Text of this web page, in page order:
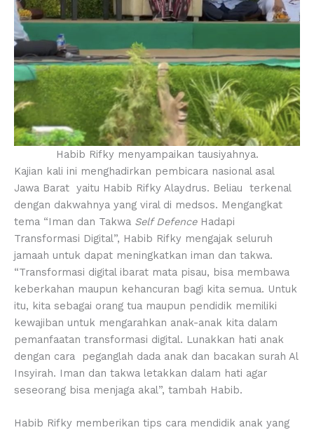
Habib Rifky menyampaikan tausiyahnya.
Kajian kali ini menghadirkan pembicara nasional asal
Jawa Barat yaitu Habib Rifky Alaydrus. Beliau terkenal
dengan dakwahnya yang viral di medsos. Mengangkat
tema “Iman dan Takwa Self DefenceHadapi
Transformasi Digital”, Habib Rifky mengajak seluruh
jamaah untuk dapat meningkatkan iman dan takwa.
“Transformasi digital ibarat mata pisau, bisa membawa
keberkahan maupun kehancuran bagi kita semua. Untuk
itu, kita sebagai orang tua maupun pendidik memiliki
kewajiban untuk mengarahkan anak-anak kita dalam
pemanfaatan transformasi digital. Lunakkan hati anak
dengan cara peganglah dada anak dan bacakan surah Al
Insyirah. Iman dan takwa letakkan dalam hati agar
seseorang bisa menjaga akal”, tambah Habib.
Habib Rifky memberikan tips cara mendidik anak yang